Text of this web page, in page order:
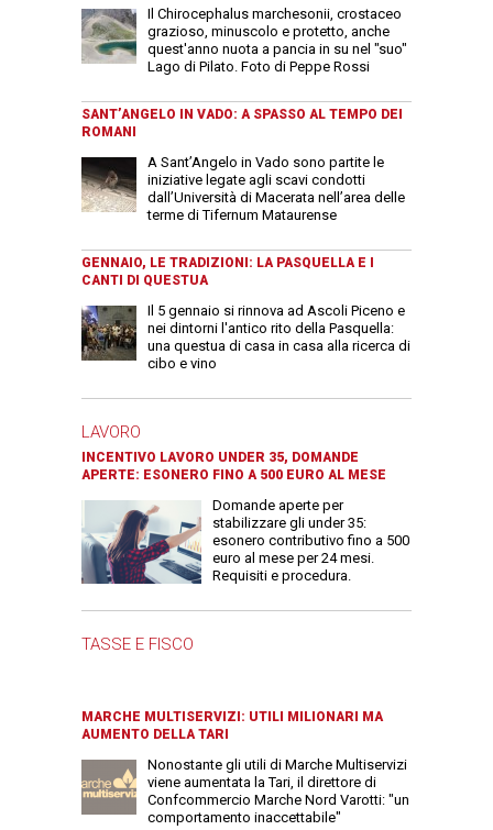
Il Chirocephalus marchesonii, crostaceo
grazioso, minuscolo e protetto, anche
quest'anno nuota a pancia in su nel "suo"
Lago di Pilato. Foto di Peppe Rossi
SANT’ANGELO IN VADO: A SPASSO AL TEMPO DEI
ROMANI
A Sant’Angelo in Vado sono partite le
iniziative legate agli scavi condotti
dall’Università di Macerata nell’area delle
terme di Tifernum Mataurense
GENNAIO, LE TRADIZIONI: LA PASQUELLA E I
CANTI DI QUESTUA
Il 5 gennaio si rinnova ad Ascoli Piceno e
nei dintorni l'antico rito della Pasquella:
una questua di casa in casa alla ricerca di
cibo e vino
LAVORO
INCENTIVO LAVORO UNDER 35, DOMANDE
APERTE: ESONERO FINO A 500 EURO AL MESE
Domande aperte per
stabilizzare gli under 35:
esonero contributivo fino a 500
euro al mese per 24 mesi.
Requisiti e procedura.
TASSE E FISCO
MARCHE MULTISERVIZI: UTILI MILIONARI MA
AUMENTO DELLA TARI
Nonostante gli utili di Marche Multiservizi
viene aumentata la Tari, il direttore di
Confcommercio Marche Nord Varotti: "un
comportamento inaccettabile"